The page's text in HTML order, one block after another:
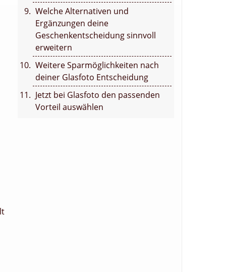
Welche Alternativen und
Ergänzungen deine
Geschenkentscheidung sinnvoll
erweitern
Weitere Sparmöglichkeiten nach
deiner Glasfoto Entscheidung
Jetzt bei Glasfoto den passenden
Vorteil auswählen